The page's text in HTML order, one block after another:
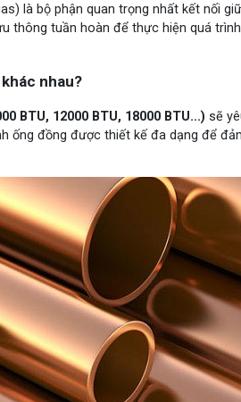
là bộ phận quan trọng nhất kết nối
thông tuần hoàn để thực hiện quá
nhau?
BTU, 12000 BTU, 18000 BTU...) sẽ
ống đồng được thiết kế đa dạng để